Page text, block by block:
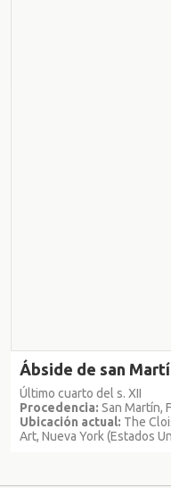
Ábside de san
Último cuarto del s. XII
Procedencia: San Martín,
Ubicación actual: The
Art, Nueva York (Estados